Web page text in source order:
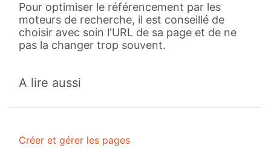
Pour optimiser le référencement par les
moteurs de recherche, il est conseillé de
choisir avec soin l'URL de sa page et de ne
pas la changer trop souvent.
A lire aussi
Créer et gérer les pages